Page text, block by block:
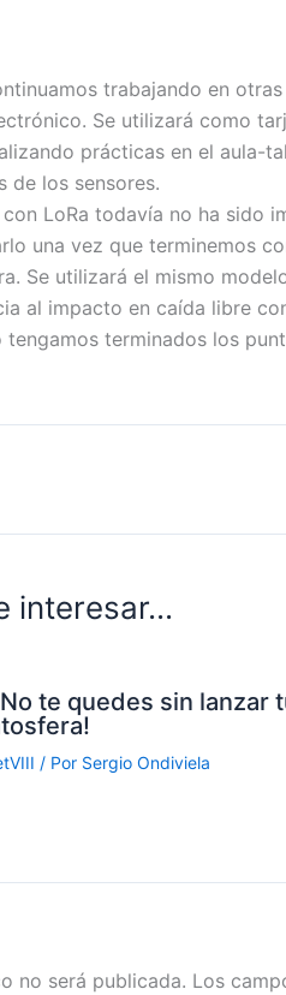
trabajando en
Se utilizará como
prácticas en el aula-
de los sensores.
LoRa todavía no ha sido
una vez que terminemos
Se utilizará el mismo
al impacto en caída libre
terminados los
interesar...
te quedes sin lanzar
/ Por Sergio Ondiviela
no será publicada. Los